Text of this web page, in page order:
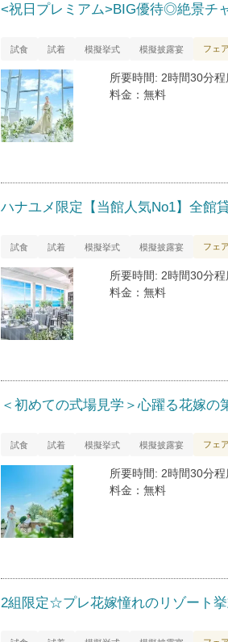
<祝日プレミアム>BIG優待◎絶景チ
試食 試着 模擬挙式 模擬披露宴 フェ
所要時間: 2時間30分程
料金：無料
ハナユメ限定【当館人気No1】全館
試食 試着 模擬挙式 模擬披露宴 フェ
所要時間: 2時間30分程
料金：無料
＜初めての式場見学＞心躍る花嫁の
試食 試着 模擬挙式 模擬披露宴 フェ
所要時間: 2時間30分程
料金：無料
2組限定☆プレ花嫁憧れのリゾート